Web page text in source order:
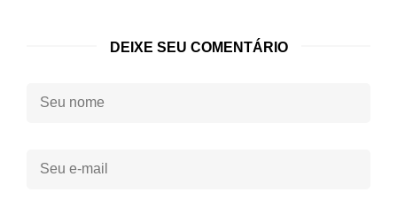
DEIXE SEU COMENTÁRIO
Seu
Seu